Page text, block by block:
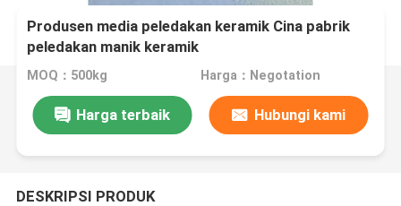
Produsen media peledakan keramik Cina pabrik
peledakan manik keramik
MOQ：500kg Harga：Negotation
Harga terbaik Hubungi kami
DESKRIPSI PRODUK